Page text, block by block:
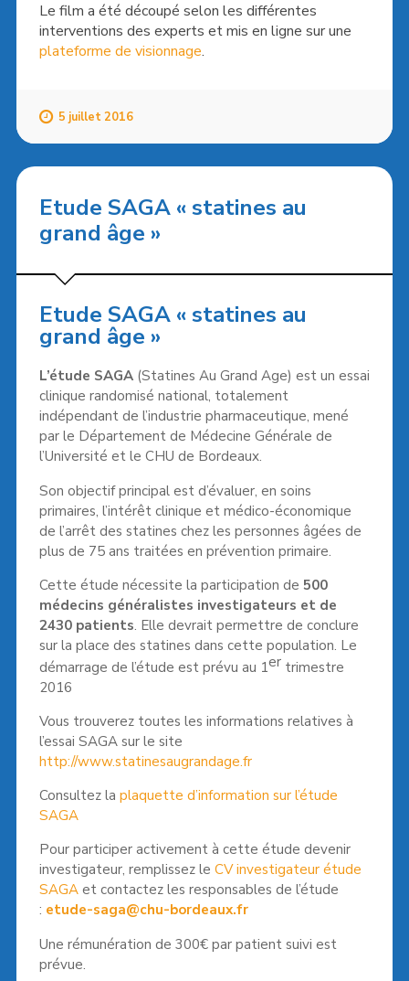
Le film a été découpé selon les différentes
interventions des experts et mis en ligne sur une
plateforme de visionnage.
5 juillet 2016
Etude SAGA « statines au
grand âge »
Etude SAGA « statines au
grand âge »
L’étude SAGA(Statines Au Grand Age) est un essai
clinique randomisé national, totalement
indépendant de l’industrie pharmaceutique, mené
par le Département de Médecine Générale de
l’Université et le CHU de Bordeaux.
Son objectif principal est d’évaluer, en soins
primaires, l’intérêt clinique et médico-économique
de l’arrêt des statines chez les personnes âgées de
plus de 75 ans traitées en prévention primaire.
Cette étude nécessite la participation de 500
médecins généralistes investigateurs et de
2430 patients. Elle devrait permettre de conclure
sur la place des statines dans cette population. Le
démarrage de l’étude est prévu au 1er trimestre
2016
Vous trouverez toutes les informations relatives à
l’essai SAGA sur le site
http://www.statinesaugrandage.fr
Consultez la plaquette d’information sur l’étude
SAGA
Pour participer activement à cette étude devenir
investigateur, remplissez le CV investigateur étude
SAGAet contactez les responsables de l’étude
: etude-saga@chu-bordeaux.fr
Une rémunération de 300€ par patient suivi est
prévue.